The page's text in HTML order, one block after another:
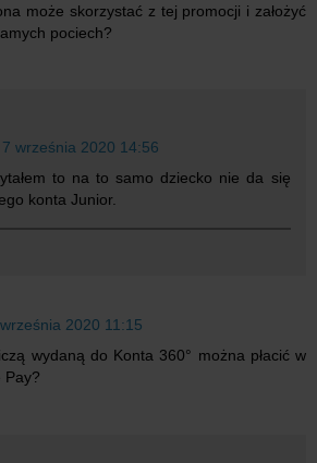
może skorzystać z tej promocji i założyć
pociech?
7 września 2020 14:56
to na to samo dziecko nie da się
konta Junior.
2020 11:15
wydaną do Konta 360° można płacić w
Pay?